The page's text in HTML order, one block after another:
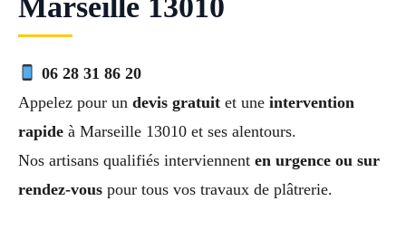
Marseille 13010
06 28 31 86 20
Appelez pour un devis gratuit et une intervention
rapide à Marseille 13010 et ses alentours.
Nos artisans qualifiés interviennent en urgence ou sur
rendez-vous pour tous vos travaux de plâtrerie.